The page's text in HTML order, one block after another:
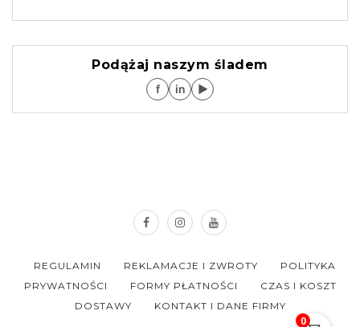
Podążaj naszym śladem
f in ▶
REGULAMIN REKLAMACJE I ZWROTY
POLITYKA
PRYWATNOŚCI
FORMY PŁATNOŚCI
CZAS I KOSZT
DOSTAWY
KONTAKT I DANE FIRMY
0